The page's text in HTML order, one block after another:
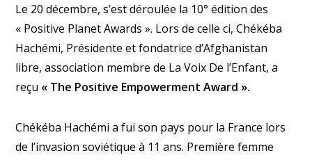
Le 20 décembre, s’est déroulée la 10° édition des
« Positive Planet Awards ». Lors de celle ci, Chékéba
Hachémi, Présidente et fondatrice d’Afghanistan
libre, association membre de La Voix De l’Enfant, a
reçu « The Positive Empowerment Award ».
Chékéba Hachémi a fui son pays pour la France lors
de l’invasion soviétique à 11 ans. Première femme